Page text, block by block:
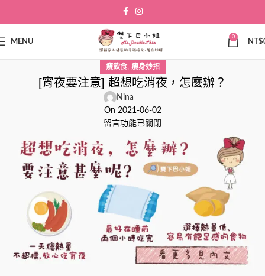
MENU
0
NT$
瘦飲食, 瘦身妙招
[宵夜要注意] 超想吃消夜，怎麼辦？
Nina
On 2021-06-02
留言功能已關閉